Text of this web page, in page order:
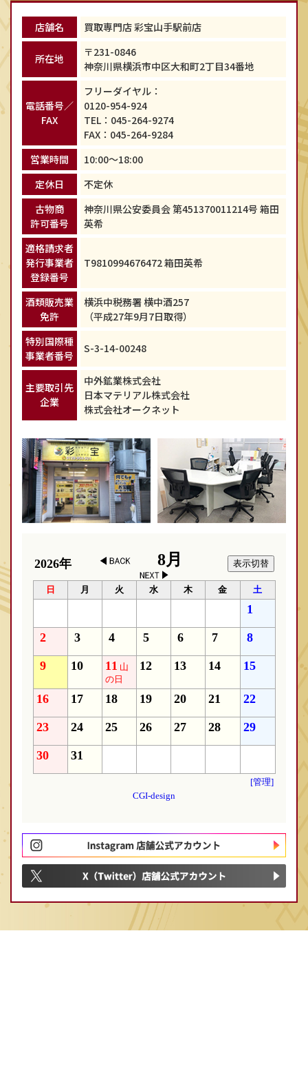
店舗名 買取専門店 彩宝山手駅前店
所在地
〒231-0846
神奈川県横浜市中区大和町2丁目34番地
電話番号／
FAX
フリーダイヤル：
0120-954-924
TEL： 045-264-9274
FAX：045-264-9284
営業時間
10:00～18:00
定休日
不定休
古物商
許可番号
神奈川県公安委員会 第451370011214号 箱田
英希
適格請求者
発行事業者
登録番号
T9810994676472 箱田英希
酒類販売業
免許
横浜中税務署 横中酒257
（平成27年9月7日取得）
特別国際種
事業者番号
S-3-14-00248
主要取引先
企業
中外鉱業株式会社
日本マテリアル株式会社
株式会社オークネット